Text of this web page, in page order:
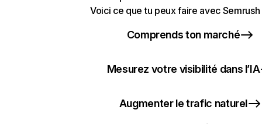
Voici ce que tu peux faire avec Semrush
Comprends ton marché
Mesurez votre visibilité dans l’IA
Augmenter le trafic naturel